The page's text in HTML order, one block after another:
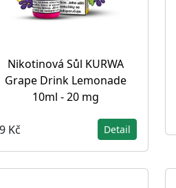
Nikotinová Sůl KURWA
Grape Drink Lemonade
10ml - 20 mg
Kč Detail